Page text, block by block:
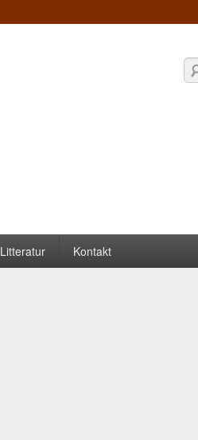
Litteratur Kontakt